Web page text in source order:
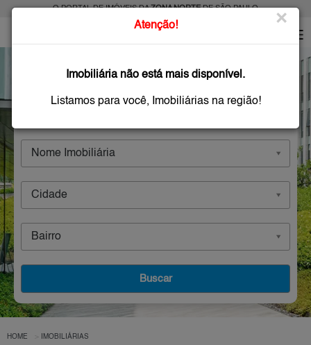
O PORTAL DE IMÓVEIS DAZONA NORTEDE SÃO PAULO
Imobiliárias
Nome Imobiliária
Cidade
Bairro
Buscar
HOME IMOBILIÁRIAS
Atenção! ×
Imobiliária não está mais disponível.
Listamos para você, Imobiliárias na região!